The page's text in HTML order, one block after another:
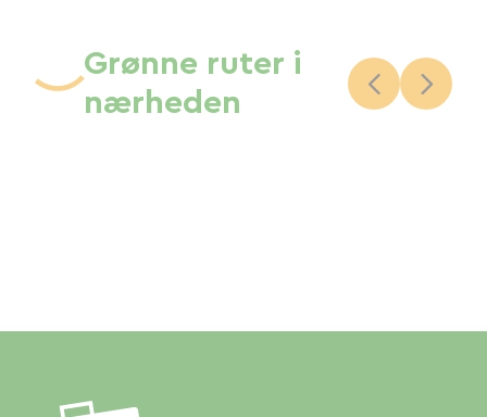
Grønne ruter i
nærheden